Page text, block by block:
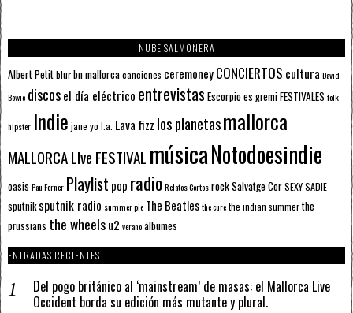
NUBE SALMONERA
Albert Petitblurbn mallorcacanciones ceremoneyCONCIERTOS cultura David
Bowie discosel día eléctrico entrevistas Escorpioes gremiFESTIVALES folk
hipster Indie jane yo l.a. Lava fizz los planetasmallorca
MALLORCA LIve FESTIVAL músicaNotodoesindie
oasis Pau Forner Playlist pop radioRelatos CortosrockSalvatge CorSEXY SADIE
sputnik sputnik radio summer pie The Beatlesthe curethe indian summerthe
prussians the wheelsu2 veranoálbumes
ENTRADAS RECIENTES
Del pogo británico al ‘mainstream’ de masas: el Mallorca Live
Occident borda su edición más mutante y plural.